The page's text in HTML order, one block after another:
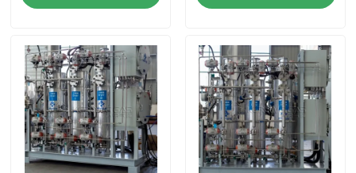
Έλεγχος ποιότητας
Επικοινωνήστε μαζί μας